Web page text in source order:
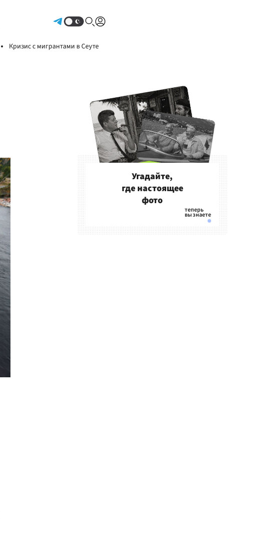
Кризис с мигрантами в Сеуте
Угадайте,
где настоящее
фото